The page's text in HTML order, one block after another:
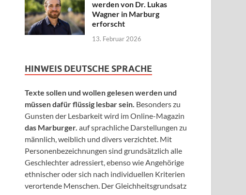
werden von Dr. Lukas
Wagner in Marburg
erforscht
13. Februar 2026
HINWEIS DEUTSCHE SPRACHE
Texte sollen und wollen gelesen werden und
müssen dafür flüssig lesbar sein. Besonders zu
Gunsten der Lesbarkeit wird im Online-Magazin
das Marburger. auf sprachliche Darstellungen zu
männlich, weiblich und divers verzichtet. Mit
Personenbezeichnungen sind grundsätzlich alle
Geschlechter adressiert, ebenso wie Angehörige
ethnischer oder sich nach individuellen Kriterien
verortende Menschen. Der Gleichheitsgrundsatz